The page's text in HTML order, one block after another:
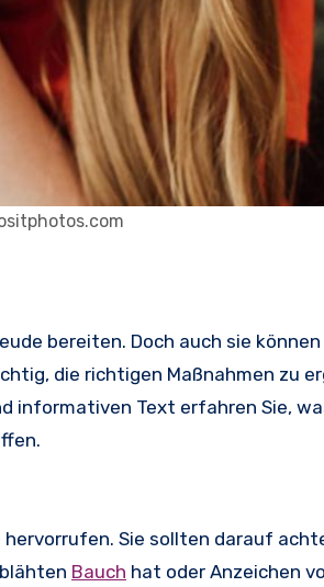
bereiten. Doch auch sie
die richtigen Maßnahmen zu
informativen Text erfahren Sie,
Sie sollten darauf
Bauch hat oder Anzeichen